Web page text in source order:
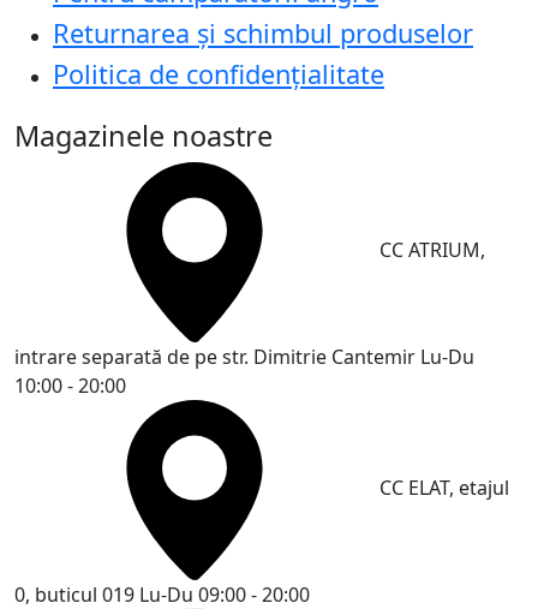
Returnarea și schimbul produselor
Politica de confidențialitate
Magazinele noastre
CC ATRIUM,
intrare separată de pe str. Dimitrie Cantemir Lu-Du
10:00 - 20:00
CC ELAT, etajul
0, buticul 019 Lu-Du 09:00 - 20:00